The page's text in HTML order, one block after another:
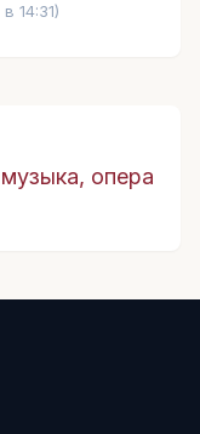
14:31)
опера